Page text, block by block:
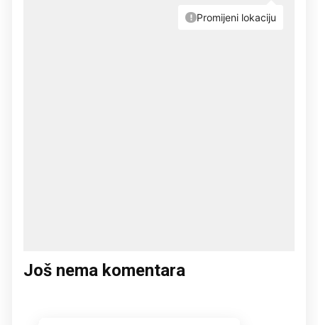
Još nema komentara